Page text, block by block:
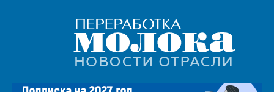
Переработка
молока
|
Новости